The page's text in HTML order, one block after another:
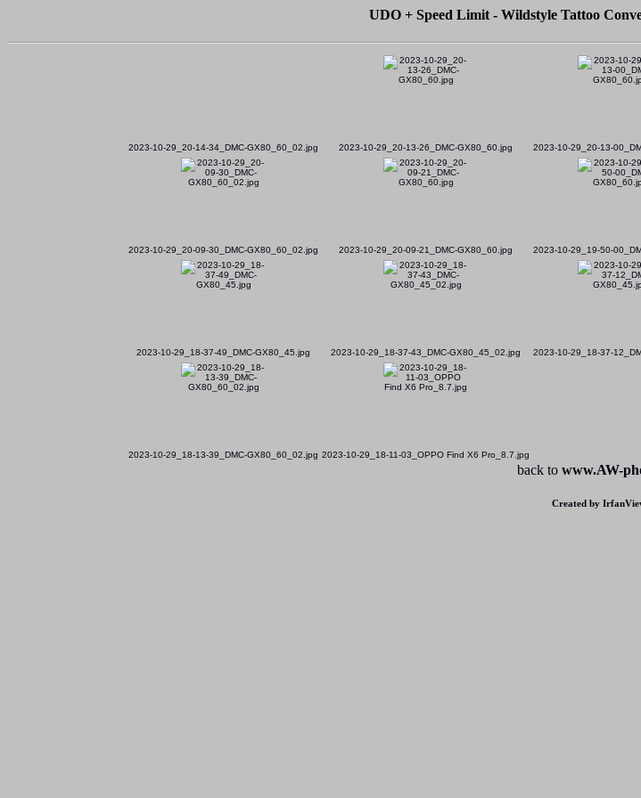
UDO + Speed Limit - Wildstyle Tattoo
2023-10-29_20-14-34_DMC-GX80_60_02.jpg 2023-10-29_20-13-26_DMC-GX80_60.jpg 2023-10-29_20-13-
2023-10-29_20-09-30_DMC-GX80_60_02.jpg 2023-10-29_20-09-21_DMC-GX80_60.jpg 2023-10-29_19-50-
2023-10-29_18-37-49_DMC-GX80_45.jpg 2023-10-29_18-37-43_DMC-GX80_45_02.jpg 2023-10-29_18-37-
2023-10-29_18-13-39_DMC-GX80_60_02.jpg 2023-10-29_18-11-03_OPPO Find X6 Pro_8.7.jpg
back to www.AW-
Created by